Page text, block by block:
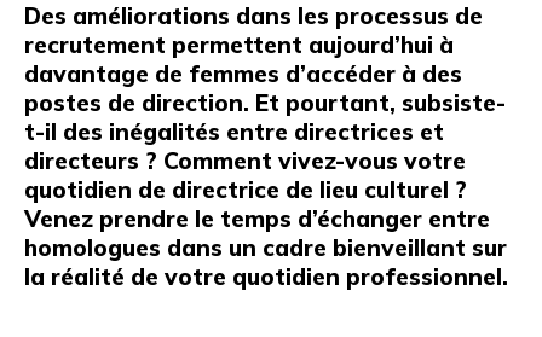
Des améliorations dans les processus de
recrutement permettent aujourd’hui à
davantage de femmes d’accéder à des
postes de direction. Et pourtant, subsiste-
t-il des inégalités entre directrices et
directeurs ? Comment vivez-vous votre
quotidien de directrice de lieu culturel ?
Venez prendre le temps d’échanger entre
homologues dans un cadre bienveillant sur
la réalité de votre quotidien professionnel.